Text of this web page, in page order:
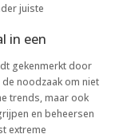
juiste
in een
gekenmerkt door
noodzaak om niet
trends, maar ook
en beheersen
extreme